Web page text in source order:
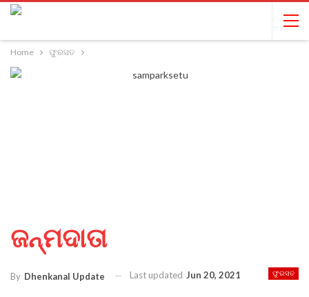
Home ଫୁରସତ
ଜନ୍ମଦାତା
ଫୁରସତ
By Dhenkanal Update Last updated Jun 20, 2021